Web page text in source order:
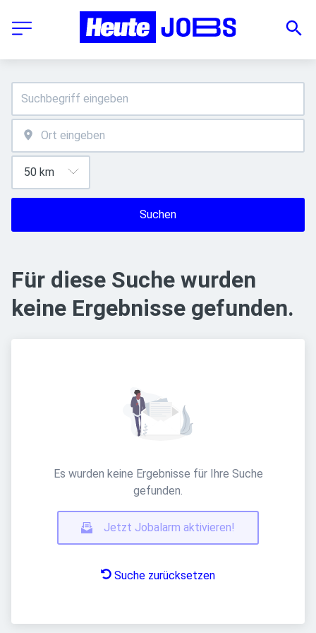
Suchen
Für diese Suche wurden
keine Ergebnisse gefunden.
Es wurden keine Ergebnisse für Ihre Suche
gefunden.
Jetzt Jobalarm aktivieren!
Suche zurücksetzen